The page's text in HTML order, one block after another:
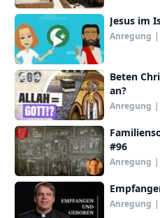
Jesus im
Anregung |
Beten
an?
Anregung |
#96
Anregung |
Anregung |